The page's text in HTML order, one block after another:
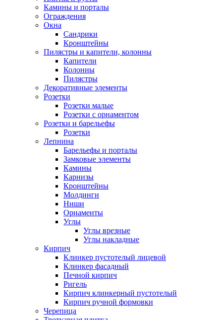
Камины и порталы
Ограждения
Окна
Сандрики
Кронштейны
Пилястры и капители, колонны
Капители
Колонны
Пилястры
Декоративные элементы
Розетки
Розетки малые
Розетки с орнаментом
Розетки и барельефы
Розетки
Лепнина
Барельефы и порталы
Замковые элементы
Камины
Карнизы
Кронштейны
Молдинги
Ниши
Орнаменты
Углы
Углы врезные
Углы накладные
Кирпич
Клинкер пустотелый лицевой
Клинкер фасадный
Печной кирпич
Ригель
Кирпич клинкерный пустотелый
Кирпич ручной формовки
Черепица